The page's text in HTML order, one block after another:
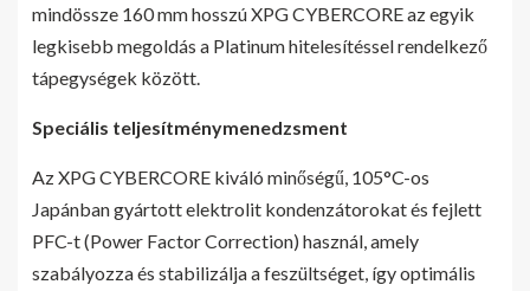
mindössze 160 mm hosszú XPG CYBERCORE az egyik
legkisebb megoldás a Platinum hitelesítéssel rendelkező
tápegységek között.
Speciális teljesítménymenedzsment
Az XPG CYBERCORE kiváló minőségű, 105°C-os
Japánban gyártott elektrolit kondenzátorokat és fejlett
PFC-t (Power Factor Correction) használ, amely
szabályozza és stabilizálja a feszültséget, így optimális